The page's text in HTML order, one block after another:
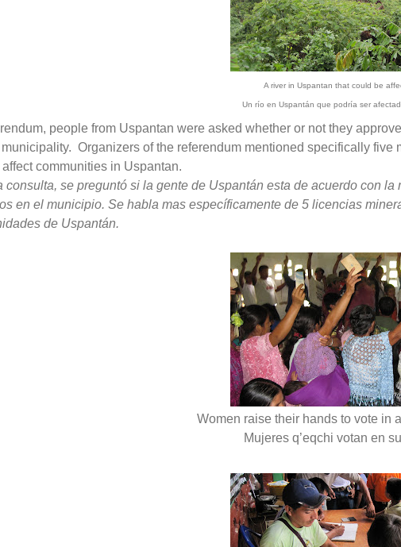
A river in Uspantan that could be
Un río en Uspantán que podría ser
people from Uspantan were asked whether or not they
Organizers of the referendum mentioned specifically
communities in Uspantan.
consulta, se preguntó si la gente de Uspantán esta de acuerdo con
en el municipio. Se habla mas específicamente de 5 licencias
de Uspantán.
Women raise their hands to vote in a
Mujeres q’eqchi votan en